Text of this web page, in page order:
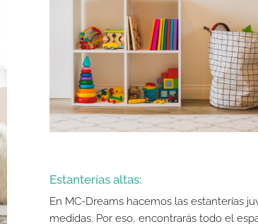
Estanterías altas:
En MC-Dreams hacemos las estanterías
medidas. Por eso, encontrarás todo el